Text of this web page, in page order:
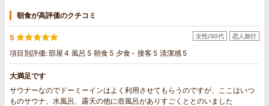
朝食が高評価のクチコミ
5
項目別評価:部屋 4 風呂 5 朝食 5 夕食- 接客 5 清潔感 5
女性/50代 恋人旅行
大満足です
サウナーなのでドーミーインはよく利用させてもらうのですが、ここはいつ
ものサウナ、水風呂、露天の他に壺風呂がありすごくととのいました